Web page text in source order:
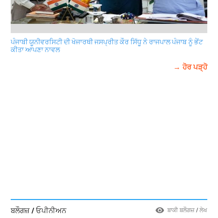
ਪੰਜਾਬੀ ਯੂਨੀਵਰਸਿਟੀ ਦੀ ਖੋਜਾਰਥੀ ਜਸਪ੍ਰੀਤ ਕੌਰ ਸਿੱਧੂ ਨੇ ਰਾਜਪਾਲ ਪੰਜਾਬ ਨੂੰ ਭੇਂਟ
ਕੀਤਾ ਆਪਣਾ ਨਾਵਲ
→ ਹੋਰ ਪੜ੍ਹੋ
ਬਲੌਗਜ਼ / ਓਪੀਨੀਅਨ ਬਾਕੀ ਬਲੌਗਜ਼ / ਲੇਖ